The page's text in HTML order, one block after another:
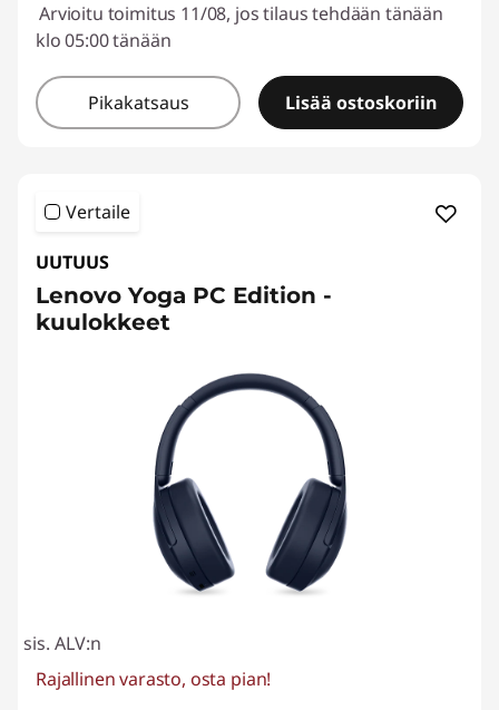
Arvioitu toimitus 11/08, jos tilaus tehdään tänään
klo 05:00 tänään
Pikakatsaus Lisää ostoskoriin
Vertaile
UUTUUS
Lenovo Yoga PC Edition -
kuulokkeet
sis. ALV:n
Rajallinen varasto, osta pian!